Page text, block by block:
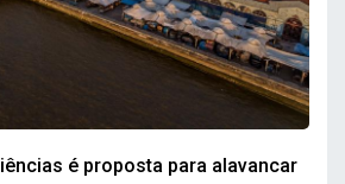
é proposta para alavancar